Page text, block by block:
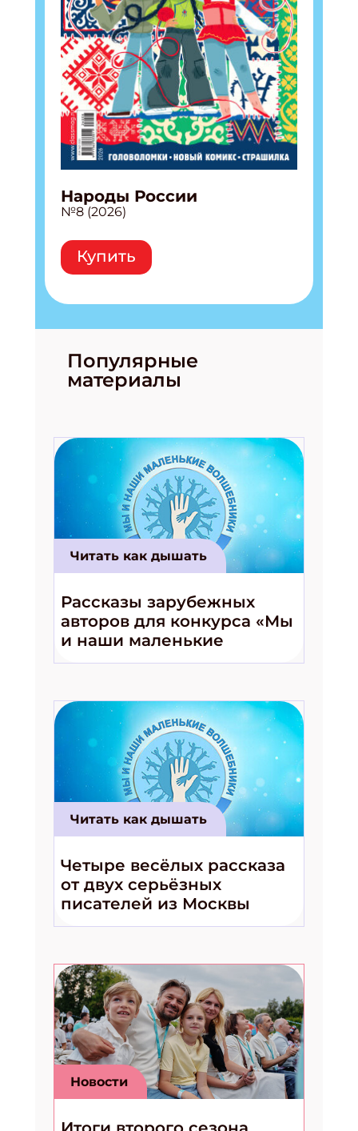
Народы России
№8 (2026)
Купить
Популярные
материалы
Читать как дышать
Рассказы зарубежных
авторов для конкурса «Мы
и наши маленькие
волшебники!»
Читать как дышать
Четыре весёлых рассказа
от двух серьёзных
писателей из Москвы
Новости